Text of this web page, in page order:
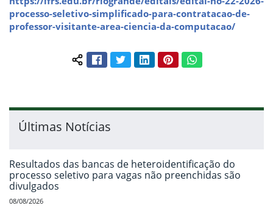
processo-seletivo-simplificado-para-contratacao-de-
professor-visitante-area-ciencia-da-computacao/
Compartilhar conteúdo:
FacebookTwitterLinkedInPinterestWhatsApp
Últimas Notícias
Resultados das bancas de heteroidentificação do
processo seletivo para vagas não preenchidas são
divulgados
08/08/2026